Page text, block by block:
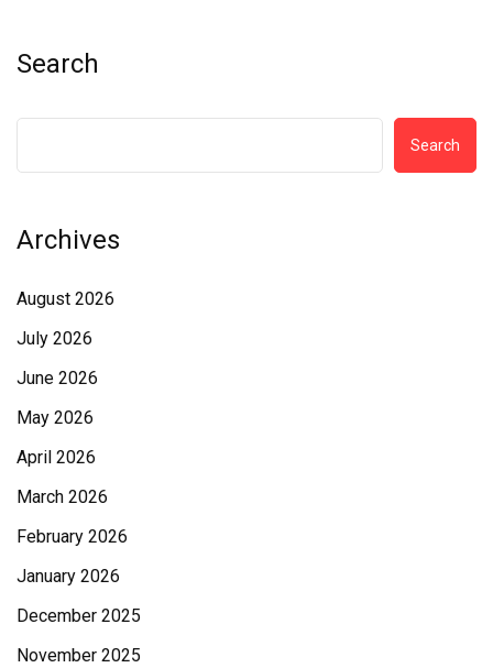
Search
Search
Archives
August 2026
July 2026
June 2026
May 2026
April 2026
March 2026
February 2026
January 2026
December 2025
November 2025